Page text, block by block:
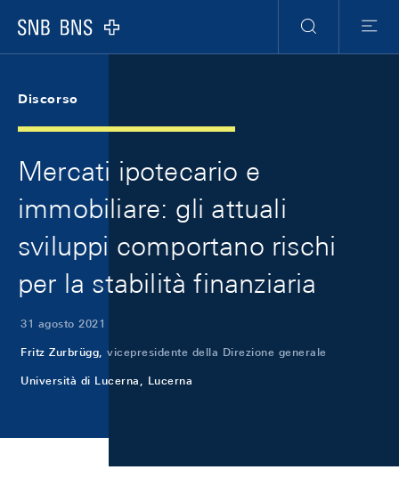
Logo
Ricerca
Menu
Discorso
Mercati ipotecario e
immobiliare: gli attuali
sviluppi comportano rischi
per la stabilità finanziaria
31 agosto 2021
Fritz Zurbrügg, vicepresidente della Direzione generale
Università di Lucerna, Lucerna